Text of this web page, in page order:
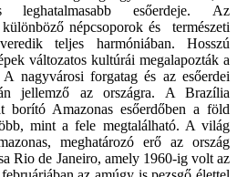
leghatalmasabb esőerdeje. Az
népcsoporok és természeti
teljes harmóniában. Hosszú
változatos kultúrái megalapozták a
nagyvárosi forgatag és az esőerdei
jellemző az országra. A Brazília
borító Amazonas esőerdőben a föld
mint a fele megtalálható. A világ
meghatározó erő az ország
Rio de Janeiro, amely 1960-ig volt az